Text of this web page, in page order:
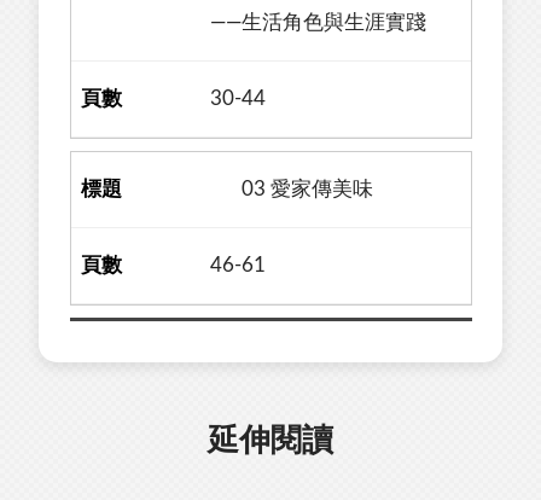
——生活角色與生涯實踐
30-44
03 愛家傳美味
46-61
延伸閱讀